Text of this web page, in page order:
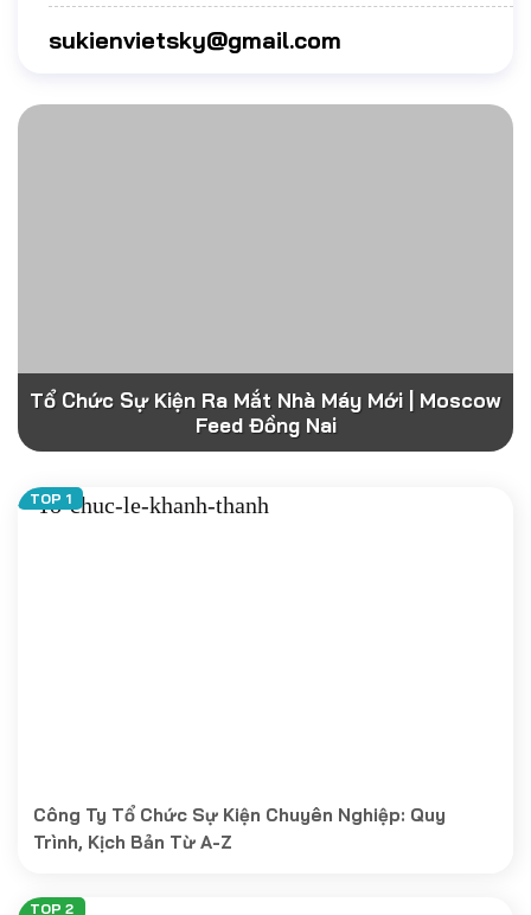
sukienvietsky@gmail.com
Tổ Chức Sự Kiện Ra Mắt Nhà Máy Mới | Moscow
Feed Đồng Nai
Công Ty Tổ Chức Sự Kiện Chuyên Nghiệp: Quy
Trình, Kịch Bản Từ A-Z